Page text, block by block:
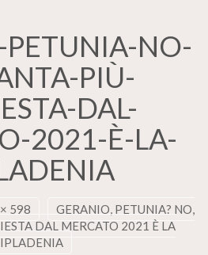
NO-
PIÙ-
DAL-
2021-È-LA-
598
GERANIO, PETUNIA? NO,
DAL MERCATO 2021 È LA